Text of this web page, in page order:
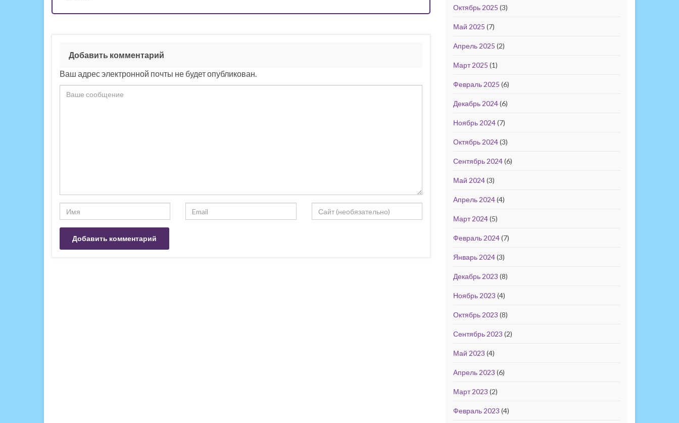
Добавить комментарий
Ваш адрес электронной почты не будет опубликован.
Октябрь 2025 (3)
Май 2025 (7)
Апрель 2025 (2)
Март 2025 (1)
Февраль 2025 (6)
Декабрь 2024(6)
Ноябрь 2024(7)
Октябрь 2024(3)
Сентябрь 2024(6)
Май 2024(3)
Апрель 2024(4)
Март 2024(5)
Февраль 2024(7)
Январь 2024(3)
Декабрь 2023 (8)
Ноябрь 2023 (4)
Октябрь 2023 (8)
Сентябрь 2023 (2)
Май 2023 (4)
Апрель 2023 (6)
Март 2023 (2)
Февраль 2023 (4)